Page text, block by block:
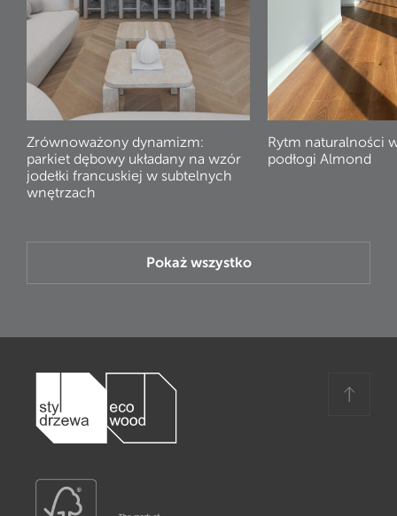
Zrównoważony dynamizm:
parkiet dębowy układany na wzór
jodełki francuskiej w subtelnych
wnętrzach
Rytm naturalności
podłogi Almond
Pokaż wszystko